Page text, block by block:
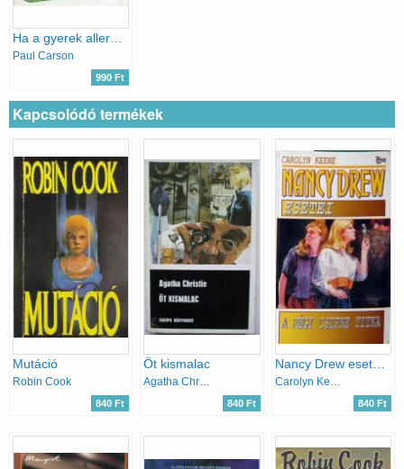
Ha a gyerek allergiás
Paul Carson
990 Ft
Kapcsolódó termékek
Mutáció
Robin Cook
840 Ft
Öt kismalac
Agatha Christie
840 Ft
Nancy Drew esetei: A régi csipke titka
Carolyn Keene
840 Ft